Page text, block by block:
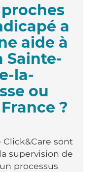
a
aide à
Sainte-
la-
ou
?
Click&Care sont
supervision de
processus